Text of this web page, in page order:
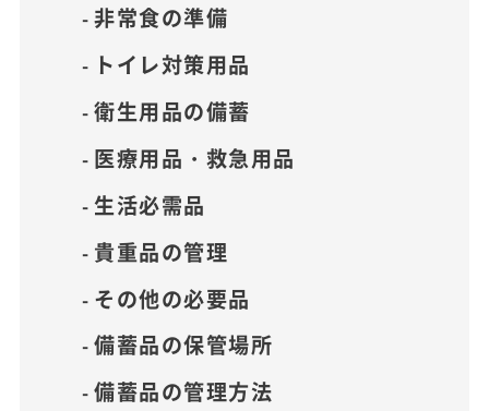
非常食の準備
トイレ対策用品
衛生用品の備蓄
医療用品・救急用品
生活必需品
貴重品の管理
その他の必要品
備蓄品の保管場所
備蓄品の管理方法